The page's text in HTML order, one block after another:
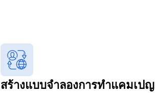
สร้างแบบจำลองการทำแคมเปญ